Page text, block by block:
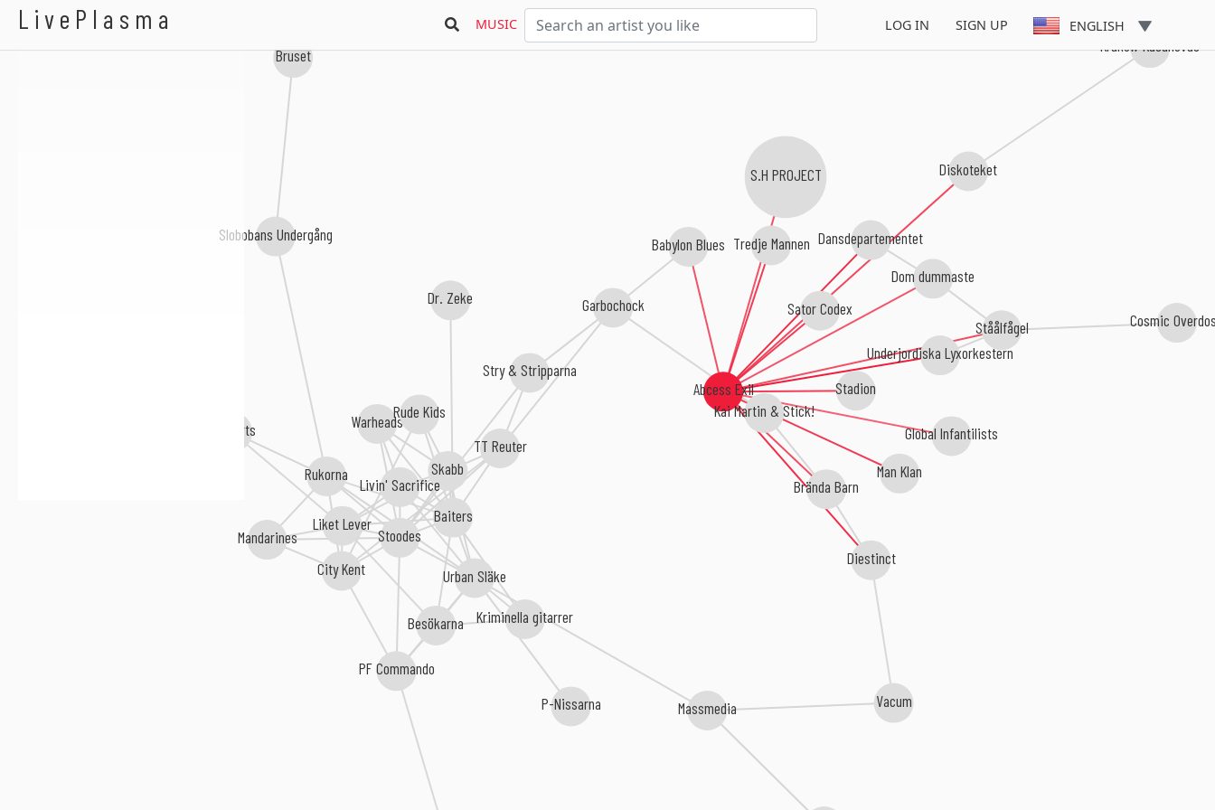
LivePlasma MUSIC LOG IN SIGN UP ENGLISH
Abcess Exil
Underjordiska Lyxorkestern
Dansdepartementet
Diestinct
Tredje Mannen
Man Klan
Sator Codex
Stadion
Diskoteket
Brända Barn
Ståålfågel
S.H PROJECT
Babylon Blues
Dom dummaste
Global Infantilists
Garbochock
Kai Martin & Stick!
Vacum
TT Reuter
Cosmic
Massmedia
Stry & Stripparna
Stoodes
Baiters
Skabb
City Kent Urban Släke
Besökarna
Livin' Sacrifice
Mandarines
P-Nissarna
Rukorna
Liket Lever
Perverts Warheads
Bruset
Dr. Zeke
Slobobans Undergång
Kriminella gitarrer
PF Commando
Rude Kids
Abcess Exil